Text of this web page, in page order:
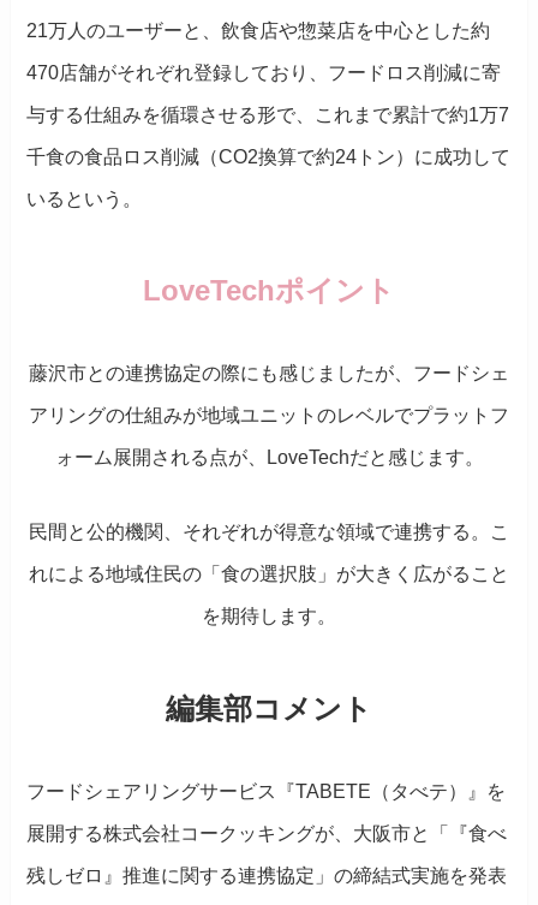
21万人のユーザーと、飲食店や惣菜店を中心とした約
470店舗がそれぞれ登録しており、フードロス削減に寄
与する仕組みを循環させる形で、これまで累計で約1万7
千食の食品ロス削減（CO2換算で約24トン）に成功して
いるという。
LoveTechポイント
藤沢市との連携協定の際にも感じましたが、フードシェ
アリングの仕組みが地域ユニットのレベルでプラットフ
ォーム展開される点が、LoveTechだと感じます。
民間と公的機関、それぞれが得意な領域で連携する。こ
れによる地域住民の「食の選択肢」が大きく広がること
を期待します。
編集部コメント
フードシェアリングサービス『TABETE（タべテ）』を
展開する株式会社コークッキングが、大阪市と「『食べ
残しゼロ』推進に関する連携協定」の締結式実施を発表